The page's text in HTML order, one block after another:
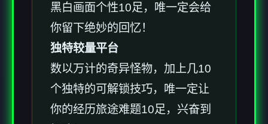
黑白画面个性10足，唯一定会给
你留下绝妙的回忆！
独特较量平台
数以万计的奇异怪物，加上几10
个独特的可解锁技巧，唯一定让
你的经历旅途难题10足，兴奋到